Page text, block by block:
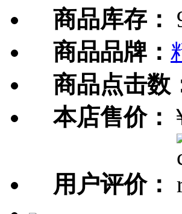
商品库存：
商品品牌：
商品点击数
本店售价：
用户评价：